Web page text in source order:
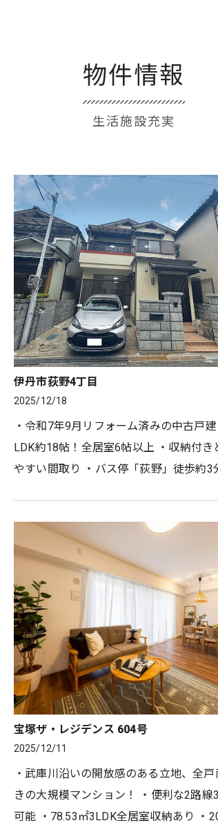
物件情報
生活施設充実
伊丹市荻野4丁目
2025/12/18
・令和7年9月リフォーム済みの中古戸建
LDK約18帖！全居室6帖以上 ・収納付き
やすい間取り ・バス停「荻野」徒歩約3
宝塚ザ・レジデンス 604号
2025/12/11
・武庫川沿いの開放感のある立地、全戸
きの大規模マンション！ ・便利な2路線
可能 ・78.53㎡3LDK全居室収納あり ・